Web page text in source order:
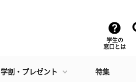
学生の
窓口とは
学割・プレゼント 特集